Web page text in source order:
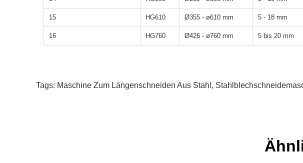
15 HG610 Ø355 - ø610 mm 5 - 18 mm
16 HG760 Ø426 - ø760 mm 5 bis 20 mm
Tags: Maschine Zum Längenschneiden Aus Stahl ,